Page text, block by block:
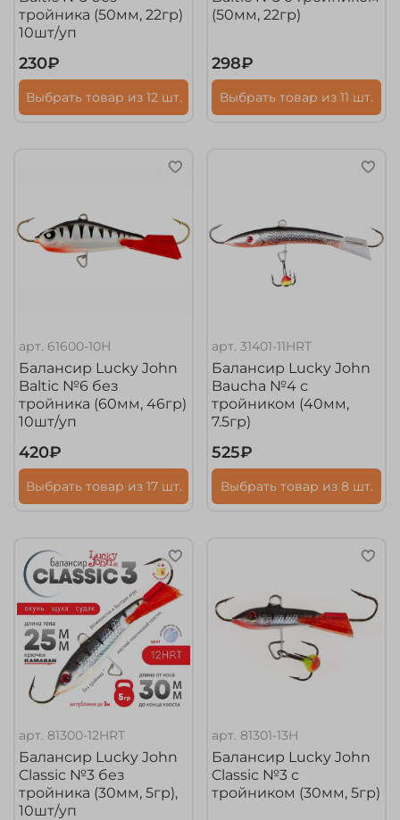
тройника (50мм, 22гр)
10шт/уп
230₽
Выбрать товар из 12 шт.
(50мм, 22гр)
298₽
Выбрать товар из 11 шт.
арт. 61600-10H
Балансир Lucky John
Baltic №6 без
тройника (60мм, 46гр)
10шт/уп
420₽
Выбрать товар из 17 шт.
арт.31401-11HRT
Балансир Lucky John
Baucha №4 с
тройником (40мм,
7.5гр)
525₽
Выбрать товар из 8 шт.
арт. 81300-12HRT
Балансир Lucky John
Classic №3 без
тройника (30мм, 5гр),
10шт/уп
арт. 81301-13H
Балансир Lucky John
Classic №3 с
тройником (30мм, 5гр)